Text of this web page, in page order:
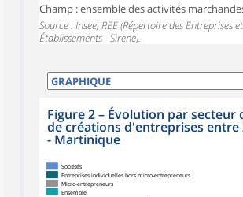
Champ : ensemble des activités
Source : Insee, REE (Répertoire des Entreprises
Établissements - Sirene).
Figure 2– Évolution par secteur
de créations d'entreprises entre
- Martinique
Sociétés
Entreprises individuelles hors micro-entrepreneurs
Micro-entrepreneurs
Ensemble